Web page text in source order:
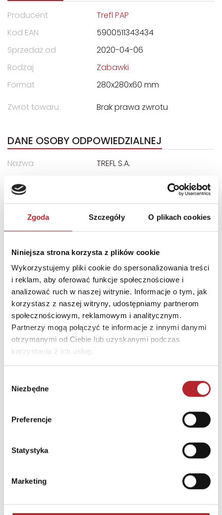
Zgoda Szczegóły O plikach cookies
Niniejsza strona korzysta z plików cookie
Wykorzystujemy pliki cookie do spersonalizowania treści
i reklam, aby oferować funkcje społecznościowe i
analizować ruch w naszej witrynie. Informacje o tym, jak
korzystasz z naszej witryny, udostępniamy partnerom
społecznościowym, reklamowym i analitycznym.
Partnerzy mogą połączyć te informacje z innymi danymi
otrzymanymi od Ciebie lub uzyskanymi podczas
korzystania z ich usług.
zgody
Niezbędne
Preferencje
Statystyka
Marketing
Producent
Trefl PAP
Kod EAN
5900511343434
Sprzedaż od
2020-04-06
Rodzaj
Zabawki
Format
280x280x60 mm
Zwrot towaru
Brak prawa zwrotu
DANE OSOBY ODPOWIEDZIALNEJ
Nazwa
TREFL S.A.
ul. Kontenerowa 25
Kod pocztowy
Miasto
Gdynia
E-mail
trefl@trefl.com
INNI KLIENCI KUPOWALI
Sug. cena det.
NAJCZĘŚCIEJ KUPOWANE zobacz więcej